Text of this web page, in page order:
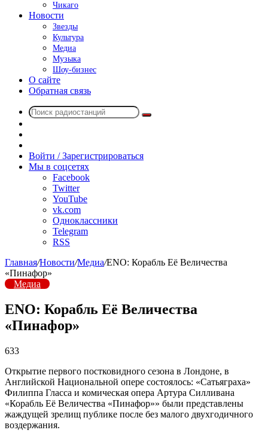
Чикаго
Новости
Звезды
Культура
Медиа
Музыка
Шоу-бизнес
О сайте
Обратная связь
Поиск
радио
Войти / Зарегистрироваться
Мы в соцсетях
Facebook
Twitter
YouTube
vk.com
Одноклассники
Telegram
RSS
Главная/Новости/Медиа/ENO: Корабль Её Величества
«Пинафор»
Медиа
ENO: Корабль Её Величества
«Пинафор»
633
Открытие первого постковидного сезона в Лондоне, в
Английской Национальной опере состоялось: «Сатьяграха»
Филиппа Гласса и комическая опера Артура Силливана
«Корабль Её Величества «Пинафор»» были представлены
жаждущей зрелищ публике после без малого двухгодичного
воздержания.